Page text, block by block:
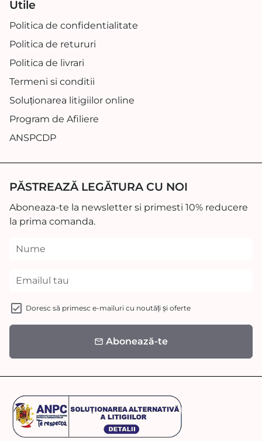
Utile
Politica de confidentialitate
Politica de retururi
Politica de livrari
Termeni si conditii
Soluționarea litigiilor online
Program de Afiliere
ANSPCDP
PĂSTREAZĂ LEGĂTURA CU NOI
Aboneaza-te la newsletter si primesti 10% reducere
la prima comanda.
Doresc să primesc e-mailuri cu noutăți și oferte
email Abonează-te